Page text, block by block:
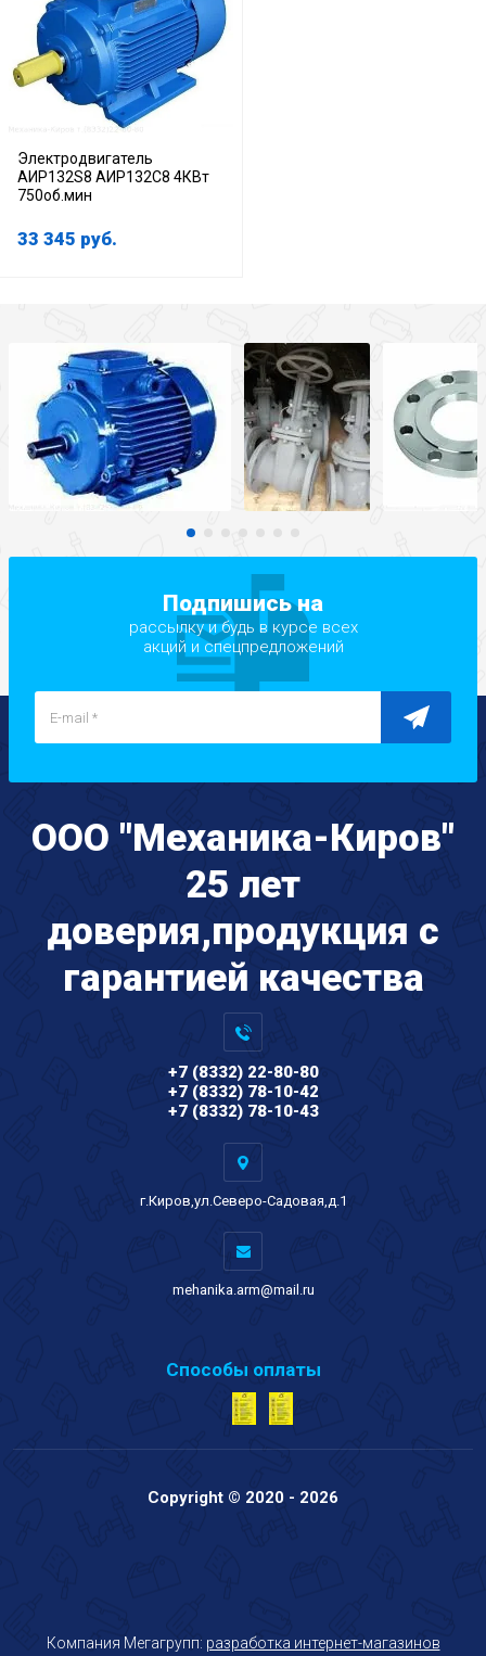
Электродвигатель
АИР132S8 АИР132С8 4КВт
750об.мин
33 345 руб.
Подпишись на
рассылку и будь в курсе всех
акций и спецпредложений
ООО "Механика-Киров"
25 лет
доверия,продукция с
гарантией качества
+7 (8332) 22-80-80
+7 (8332) 78-10-42
+7 (8332) 78-10-43
г.Киров,ул.Северо-Садовая,д.1
mehanika.arm@mail.ru
Способы оплаты
Copyright © 2020 - 2026
Компания Мегагрупп: разработка интернет-магазинов